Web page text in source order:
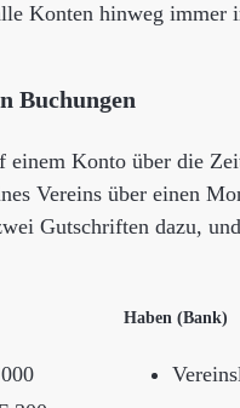
Konten hinweg immer
Buchungen
einem Konto über die
Vereins über einen
Gutschriften dazu,
Haben (Bank)